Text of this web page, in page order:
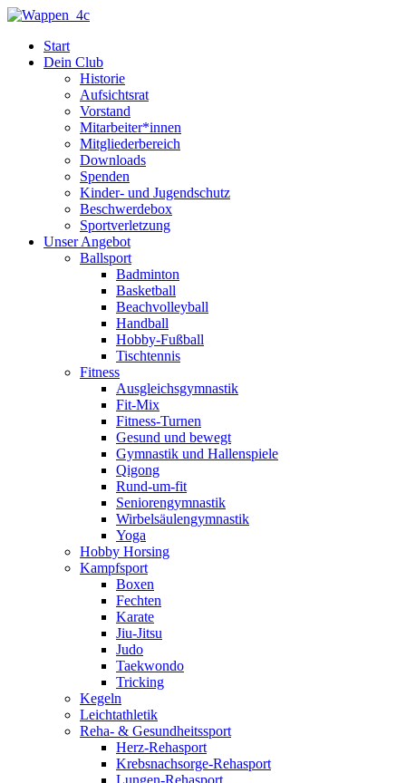
Zum
springenStart
Dein Club
Historie
Aufsichtsrat
Vorstand
Mitarbeiter*innen
Mitgliederbereich
Downloads
Spenden
Kinder- und Jugendschutz
Beschwerdebox
Sportverletzung
Unser Angebot
Ballsport
Badminton
Basketball
Beachvolleyball
Handball
Hobby-Fußball
Tischtennis
Fitness
Ausgleichsgymnastik
Fit-Mix
Fitness-Turnen
Gesund und bewegt
Gymnastik und Hallenspiele
Qigong
Rund-um-fit
Seniorengymnastik
Wirbelsäulengymnastik
Yoga
Hobby Horsing
Kampfsport
Boxen
Fechten
Karate
Jiu-Jitsu
Judo
Taekwondo
Tricking
Kegeln
Leichtathletik
Reha- & Gesundheitssport
Herz-Rehasport
Krebsnachsorge-Rehasport
Lungen-Rehasport